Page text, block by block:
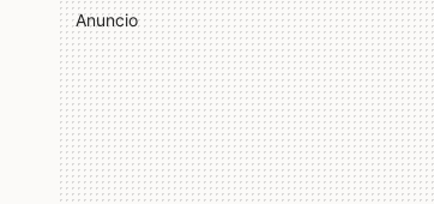
Anuncio